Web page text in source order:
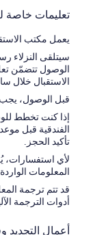
تعليمات خاصة
يعمل مكتب الاستقبال يوميًا
الوصول تتضمّن
الاستقبال خلال
قبل الوصول، يجب
الفندقية قبل
تأكيد الحجز.
لأي استفسارات،
المعلومات
قد تتم ترجمة
أدوات الترجمة
أعمال التجديد